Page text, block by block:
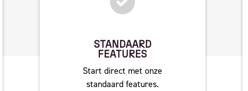
STANDAARD
FEATURES
Start direct met onze
standaard features.